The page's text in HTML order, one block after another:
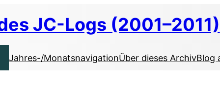
JC-Logs (2001–2011)
Jahres-/MonatsnavigationÜber dieses ArchivBlog